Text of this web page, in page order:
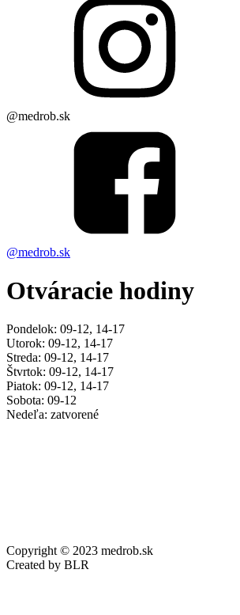
@medrob.sk
@medrob.sk
Otváracie hodiny
Pondelok: 09-12, 14-17
Utorok: 09-12, 14-17
Streda: 09-12, 14-17
Štvrtok: 09-12, 14-17
Piatok: 09-12, 14-17
Sobota: 09-12
Nedeľa: zatvorené
Copyright © 2023 medrob.sk
Created by BLR